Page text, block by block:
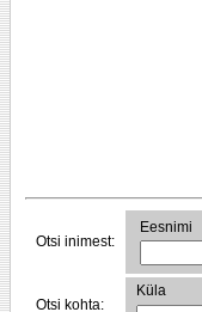
Otsi inimest:
Eesnimi
Otsi kohta:
Küla